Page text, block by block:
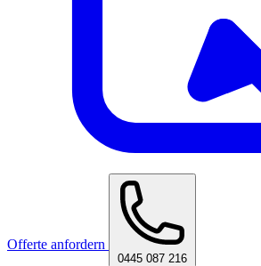
Offerte anfordern
0445 087 216